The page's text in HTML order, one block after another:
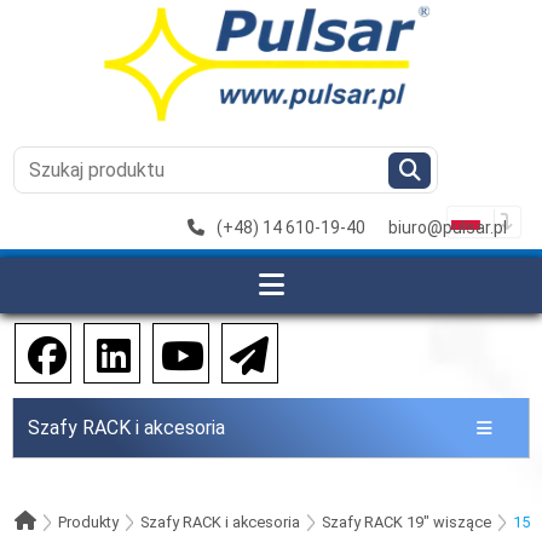
(+48) 14 610-19-40 biuro@pulsar.pl
Szafy RACK i akcesoria
Produkty Szafy RACK i akcesoria Szafy RACK 19" wiszące 15U